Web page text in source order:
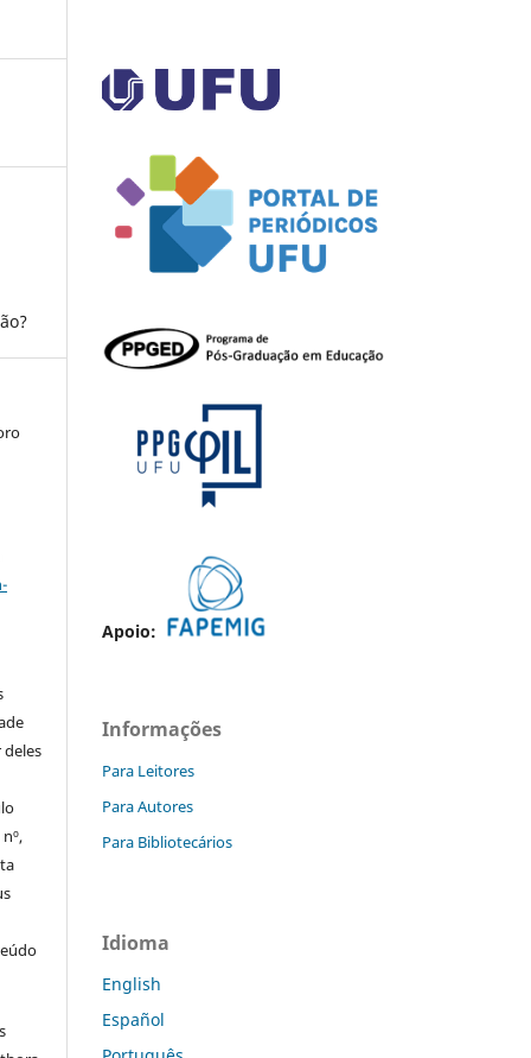
Apoio:
Informações
Para Leitores
Para Autores
Para Bibliotecários
Idioma
English
Español